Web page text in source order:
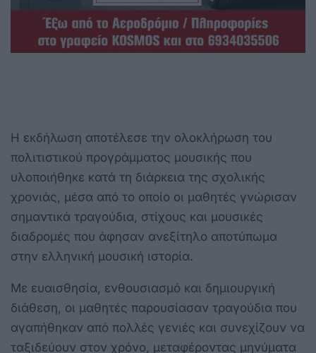
Η εκδήλωση αποτέλεσε την ολοκλήρωση του
πολιτιστικού προγράμματος μουσικής που
υλοποιήθηκε κατά τη διάρκεια της σχολικής
χρονιάς, μέσα από το οποίο οι μαθητές γνώρισαν
σημαντικά τραγούδια, στίχους και μουσικές
διαδρομές που άφησαν ανεξίτηλο αποτύπωμα
στην ελληνική μουσική ιστορία.
Με ευαισθησία, ενθουσιασμό και δημιουργική
διάθεση, οι μαθητές παρουσίασαν τραγούδια που
αγαπήθηκαν από πολλές γενιές και συνεχίζουν να
ταξιδεύουν στον χρόνο, μεταφέροντας μηνύματα